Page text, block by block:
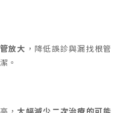
放大 ，降低誤診與漏找根管
。